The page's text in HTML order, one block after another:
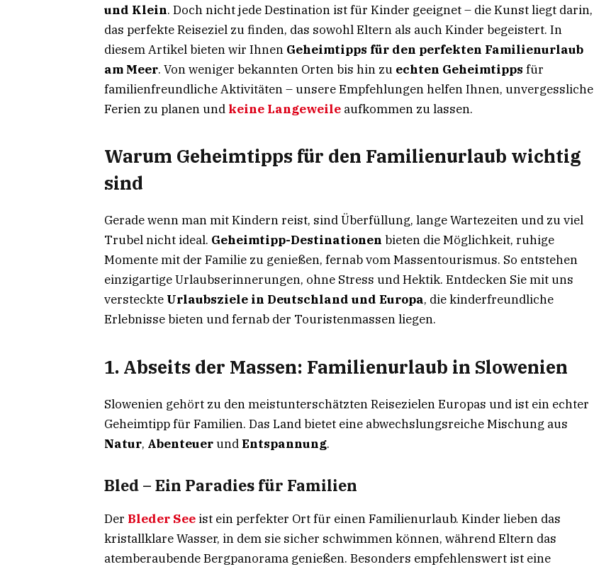
und Klein. Doch nicht jede Destination ist für Kinder geeignet – die Kunst liegt darin,
das perfekte Reiseziel zu finden, das sowohl Eltern als auch Kinder begeistert. In
diesem Artikel bieten wir Ihnen Geheimtipps für den perfekten Familienurlaub
am Meer. Von weniger bekannten Orten bis hin zu echten Geheimtipps für
familienfreundliche Aktivitäten – unsere Empfehlungen helfen Ihnen, unvergessliche
Ferien zu planen und keine Langeweile aufkommen zu lassen.
Warum Geheimtipps für den Familienurlaub wichtig
sind
Gerade wenn man mit Kindern reist, sind Überfüllung, lange Wartezeiten und zu viel
Trubel nicht ideal. Geheimtipp-Destinationen bieten die Möglichkeit, ruhige
Momente mit der Familie zu genießen, fernab vom Massentourismus. So entstehen
einzigartige Urlaubserinnerungen, ohne Stress und Hektik. Entdecken Sie mit uns
versteckte Urlaubsziele in Deutschland und Europa, die kinderfreundliche
Erlebnisse bieten und fernab der Touristenmassen liegen.
1. Abseits der Massen: Familienurlaub in Slowenien
Slowenien gehört zu den meistunterschätzten Reisezielen Europas und ist ein echter
Geheimtipp für Familien. Das Land bietet eine abwechslungsreiche Mischung aus
Natur, AbenteuerundEntspannung.
Bled – Ein Paradies für Familien
Der Bleder See ist ein perfekter Ort für einen Familienurlaub. Kinder lieben das
kristallklare Wasser, in dem sie sicher schwimmen können, während Eltern das
atemberaubende Bergpanorama genießen. Besonders empfehlenswert ist eine